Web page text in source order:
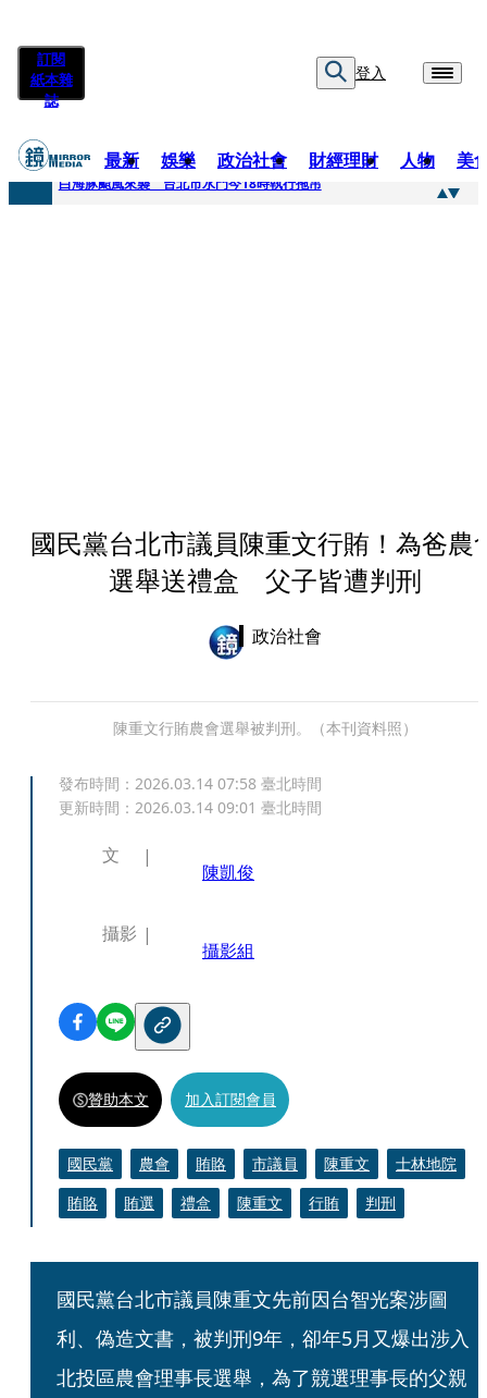
訂閱
紙本雜
誌
登入
最新 娛樂 政治社會 財經理財 人物 美
快訊
白海豚颱風來襲 台北市水門今18時執行拖吊
國民黨台北市議員陳重文行賄！為爸農
選舉送禮盒 父子皆遭判刑
政治社會
陳重文行賄農會選舉被判刑。（本刊資料照）
發布時間： 2026.03.14 07:58 臺北時間
更新時間： 2026.03.14 09:01 臺北時間
文
陳凱俊
攝影
攝影組
贊助本文 加入訂閱會員
國民黨 農會 賄賂 市議員 陳重文
士林地院
賄賂
賄選 禮盒 陳重文 行賄 判刑
國民黨台北市議員陳重文先前因台智光案涉圖
利、偽造文書，被判刑9年，卻年5月又爆出涉入
北投區農會理事長選舉，為了競選理事長的父親